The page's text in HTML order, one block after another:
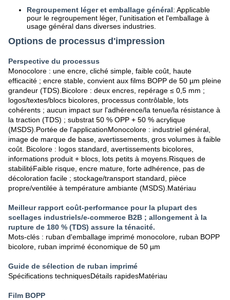
Regroupement léger et emballage général: Applicable
pour le regroupement léger, l'unitisation et l'emballage à
usage général dans diverses industries.
Options de processus d'impression
Perspective du processus
Monocolore : une encre, cliché simple, faible coût, haute
efficacité ; encre stable, convient aux films BOPP de 50 µm pleine
grandeur (TDS). Bicolore : deux encres, repérage ≤ 0,5 mm ;
logos/textes/blocs bicolores, processus contrôlable, lots
cohérents ; aucun impact sur l'adhérence/la tenue/la résistance à
la traction (TDS) ; substrat 50 % OPP + 50 % acrylique
(MSDS). Portée de l'applicationMonocolore : industriel général,
image de marque de base, avertissements, gros volumes à faible
coût. Bicolore : logos standard, avertissements bicolores,
informations produit + blocs, lots petits à moyens. Risques de
stabilitéFaible risque, encre mature, forte adhérence, pas de
décoloration facile ; stockage/transport standard, pièce
propre/ventilée à température ambiante (MSDS). Matériau
Meilleur rapport coût-performance pour la plupart des
scellages industriels/e-commerce B2B ; allongement à la
rupture de 180 % (TDS) assure la ténacité.
Mots-clés : ruban d'emballage imprimé monocolore, ruban BOPP
bicolore, ruban imprimé économique de 50 µm
Guide de sélection de ruban imprimé
Spécifications techniquesDétails rapidesMatériau
Film BOPP